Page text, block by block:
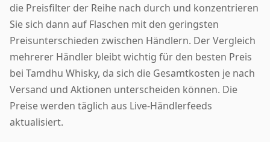
die Preisfilter der Reihe nach durch und konzentrieren
Sie sich dann auf Flaschen mit den geringsten
Preisunterschieden zwischen Händlern. Der Vergleich
mehrerer Händler bleibt wichtig für den besten Preis
bei Tamdhu Whisky, da sich die Gesamtkosten je nach
Versand und Aktionen unterscheiden können. Die
Preise werden täglich aus Live-Händlerfeeds
aktualisiert.